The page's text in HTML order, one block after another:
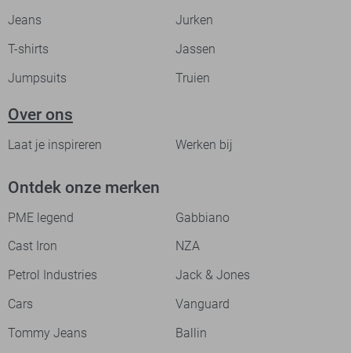
Jeans
Jurken
T-shirts
Jassen
Jumpsuits
Truien
Over ons
Laat je inspireren Werken bij
Ontdek onze merken
PME legend
Gabbiano
Cast Iron
NZA
Petrol Industries
Jack & Jones
Cars
Vanguard
Tommy Jeans
Ballin